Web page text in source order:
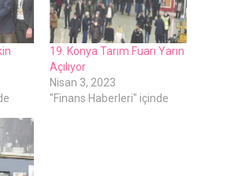
19. Konya Tarım Fuarı Yarın
Açılıyor
Nisan 3, 2023
"Finans Haberleri" içinde